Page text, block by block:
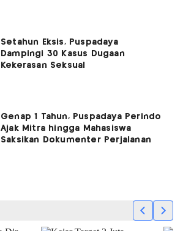
Setahun Eksis, Puspadaya
Dampingi 30 Kasus Dugaan
Kekerasan Seksual
Genap 1 Tahun, Puspadaya Perindo
Ajak Mitra hingga Mahasiswa
Saksikan Dokumenter Perjalanan